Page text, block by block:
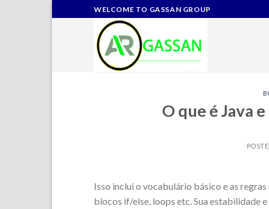
to
WELCOME TO GASSAN GROUP
O que é Java
Isso inclui o vocabulário básico e as
blocos if/else, loops etc. Sua estabilidade